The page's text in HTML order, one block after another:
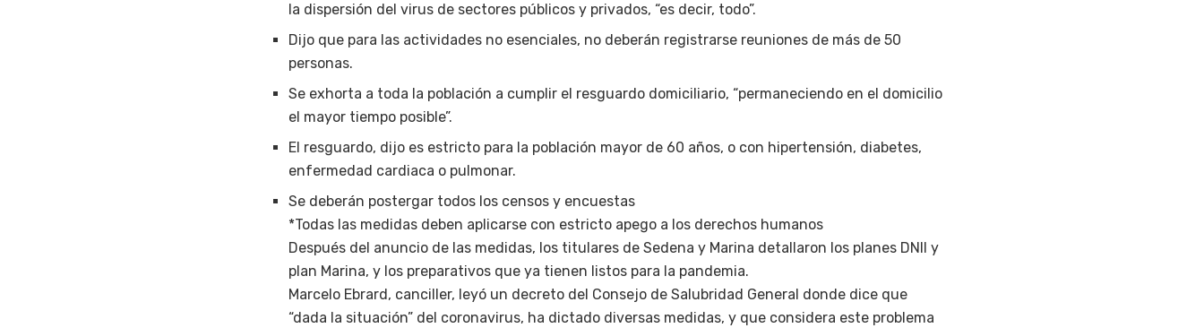
la dispersión del virus de sectores públicos y privados, “es decir, todo”.
Dijo que para las actividades no esenciales, no deberán registrarse reuniones de más de 50
personas.
Se exhorta a toda la población a cumplir el resguardo domiciliario, “permaneciendo en el domicilio
el mayor tiempo posible”.
El resguardo, dijo es estricto para la población mayor de 60 años, o con hipertensión, diabetes,
enfermedad cardiaca o pulmonar.
Se deberán postergar todos los censos y encuestas
*Todas las medidas deben aplicarse con estricto apego a los derechos humanos
Después del anuncio de las medidas, los titulares de Sedena y Marina detallaron los planes DNII y
plan Marina, y los preparativos que ya tienen listos para la pandemia.
Marcelo Ebrard, canciller, leyó un decreto del Consejo de Salubridad General donde dice que
“dada la situación” del coronavirus, ha dictado diversas medidas, y que considera este problema